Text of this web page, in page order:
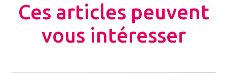
Ces articles peuvent
vous intéresser